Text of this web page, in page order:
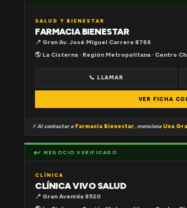
SALUD Y BIENESTAR
FARMACIA BIENESTAR
📍 Gran Av. José Miguel Carrera 8766
🌎 La Cisterna · Región Metropolitana · Centro
📞 LLAMAR
VER FICHA
⚡ Al contactar a Farmacia Bienestar, menciona Una
✔ NEGOCIO VERIFICADO
CLÍNICA
CLÍNICA VIVO SALUD
📍 Gran Avenida 8520